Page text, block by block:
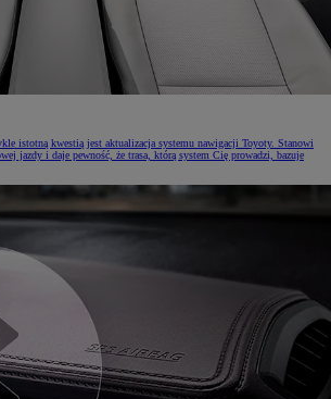
istotną kwestią jest aktualizacja systemu nawigacji Toyoty. Stanowi
jazdy i daje pewność, że trasa, którą system Cię prowadzi, bazuje